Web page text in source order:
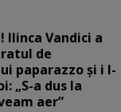
Ilinca Vandici a
de
paparazzo și i l-
„S-a dus la
aer”